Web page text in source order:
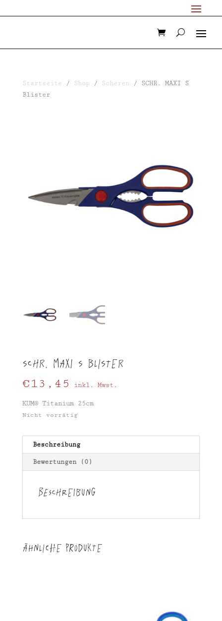
Startseite / Shop / Scheren / SCHR. MAXI S
Blister
SCHR. MAXI S Blister
€13,45 inkl. Mwst.
KUM® Titanium 25cm
Nicht vorrätig
Beschreibung
Bewertungen (0)
Beschreibung
Ähnliche Produkte